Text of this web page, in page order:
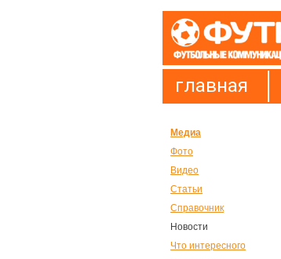
главная
Медиа
Фото
Видео
Статьи
Справочник
Новости
Что интересного